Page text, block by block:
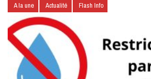
A la une Actualité Flash Info